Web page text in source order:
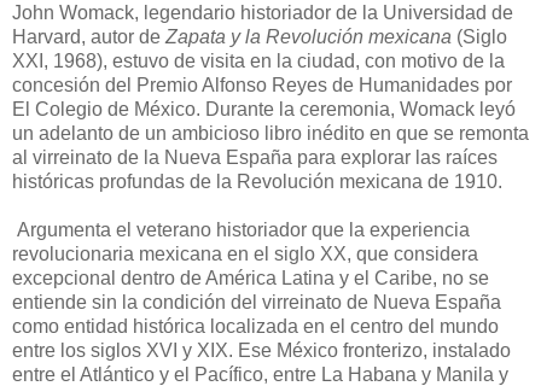
John Womack, legendario historiador de la Universidad de
Harvard, autor de Zapata y la Revolución mexicana (Siglo
XXI, 1968), estuvo de visita en la ciudad, con motivo de la
concesión del Premio Alfonso Reyes de Humanidades por
El Colegio de México. Durante la ceremonia, Womack leyó
un adelanto de un ambicioso libro inédito en que se remonta
al virreinato de la Nueva España para explorar las raíces
históricas profundas de la Revolución mexicana de 1910.
Argumenta el veterano historiador que la experiencia
revolucionaria mexicana en el siglo XX, que considera
excepcional dentro de América Latina y el Caribe, no se
entiende sin la condición del virreinato de Nueva España
como entidad histórica localizada en el centro del mundo
entre los siglos XVI y XIX. Ese México fronterizo, instalado
entre el Atlántico y el Pacífico, entre La Habana y Manila y